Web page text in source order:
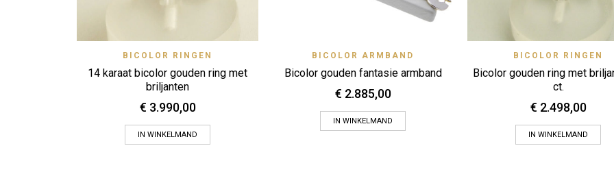
Zet op verlanglijstje Quick View
BICOLOR RINGEN
14 karaat bicolor gouden ring met
briljanten
€ 3.990,00
IN WINKELMAND
Zet op verlanglijstje Quick View
BICOLOR ARMBAND
Bicolor gouden fantasie armband
€ 2.885,00
IN WINKELMAND
Zet op verlanglijstje Quick
BICOLOR RINGEN
Bicolor gouden ring met
ct.
€ 2.498,00
IN WINKELMAND